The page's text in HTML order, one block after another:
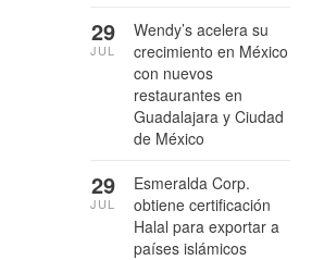
Wendy’s acelera su
crecimiento en México
con nuevos
restaurantes en
Guadalajara y Ciudad
de México
29
JUL
Esmeralda Corp.
obtiene certificación
Halal para exportar a
países islámicos
29
JUL